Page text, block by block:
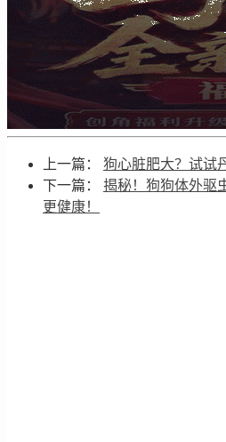
上一篇： 狗心脏肥大？试试
下一篇： 揭秘！狗狗体外驱
更健康！